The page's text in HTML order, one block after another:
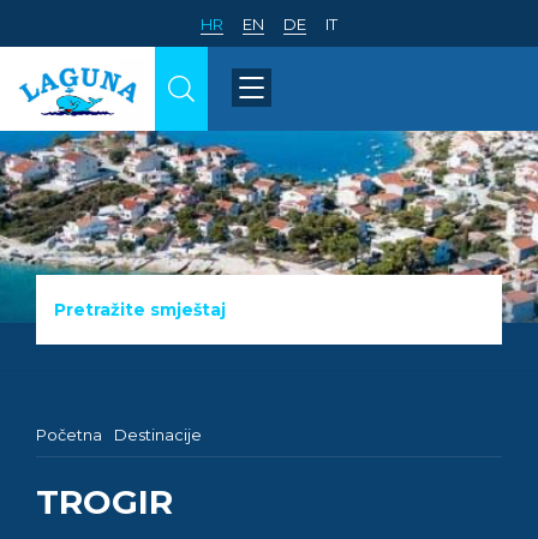
HR EN DE IT
Pretražite smještaj
Početna Destinacije
TROGIR